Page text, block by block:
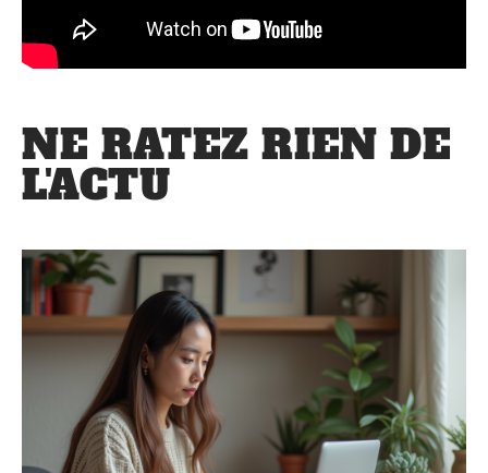
NE RATEZ RIEN DE
L'ACTU